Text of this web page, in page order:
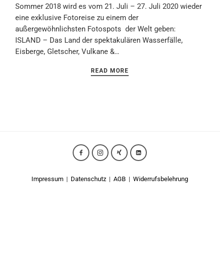
Sommer 2018 wird es vom 21. Juli – 27. Juli 2020 wieder
eine exklusive Fotoreise zu einem der
außergewöhnlichsten Fotospots der Welt geben:
ISLAND – Das Land der spektakulären Wasserfälle,
Eisberge, Gletscher, Vulkane &…
READ MORE
Impressum | Datenschutz |AGB |Widerrufsbelehrung